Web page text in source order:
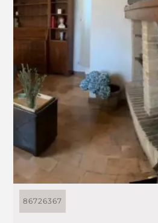
86726367